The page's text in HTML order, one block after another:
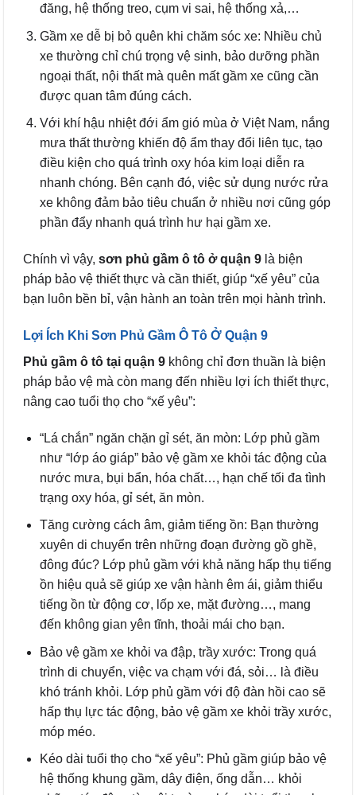
đăng, hệ thống treo, cụm vi sai, hệ thống xả,…
Gầm xe dễ bị bỏ quên khi chăm sóc xe: Nhiều chủ
xe thường chỉ chú trọng vệ sinh, bảo dưỡng phần
ngoại thất, nội thất mà quên mất gầm xe cũng cần
được quan tâm đúng cách.
Với khí hậu nhiệt đới ẩm gió mùa ở Việt Nam, nắng
mưa thất thường khiến độ ẩm thay đổi liên tục, tạo
điều kiện cho quá trình oxy hóa kim loại diễn ra
nhanh chóng. Bên cạnh đó, việc sử dụng nước rửa
xe không đảm bảo tiêu chuẩn ở nhiều nơi cũng góp
phần đẩy nhanh quá trình hư hại gầm xe.
Chính vì vậy, sơn phủ gầm ô tô ở quận 9 là biện
pháp bảo vệ thiết thực và cần thiết, giúp “xế yêu” của
bạn luôn bền bỉ, vận hành an toàn trên mọi hành trình.
Lợi Ích Khi Sơn Phủ Gầm Ô Tô Ở Quận 9
Phủ gầm ô tô tại quận 9 không chỉ đơn thuần là biện
pháp bảo vệ mà còn mang đến nhiều lợi ích thiết thực,
nâng cao tuổi thọ cho “xế yêu”:
“Lá chắn” ngăn chặn gỉ sét, ăn mòn: Lớp phủ gầm
như “lớp áo giáp” bảo vệ gầm xe khỏi tác động của
nước mưa, bụi bẩn, hóa chất…, hạn chế tối đa tình
trạng oxy hóa, gỉ sét, ăn mòn.
Tăng cường cách âm, giảm tiếng ồn: Bạn thường
xuyên di chuyển trên những đoạn đường gồ ghề,
đông đúc? Lớp phủ gầm với khả năng hấp thụ tiếng
ồn hiệu quả sẽ giúp xe vận hành êm ái, giảm thiểu
tiếng ồn từ động cơ, lốp xe, mặt đường…, mang
đến không gian yên tĩnh, thoải mái cho bạn.
Bảo vệ gầm xe khỏi va đập, trầy xước: Trong quá
trình di chuyển, việc va chạm với đá, sỏi… là điều
khó tránh khỏi. Lớp phủ gầm với độ đàn hồi cao sẽ
hấp thụ lực tác động, bảo vệ gầm xe khỏi trầy xước,
móp méo.
Kéo dài tuổi thọ cho “xế yêu”: Phủ gầm giúp bảo vệ
hệ thống khung gầm, dây điện, ống dẫn… khỏi